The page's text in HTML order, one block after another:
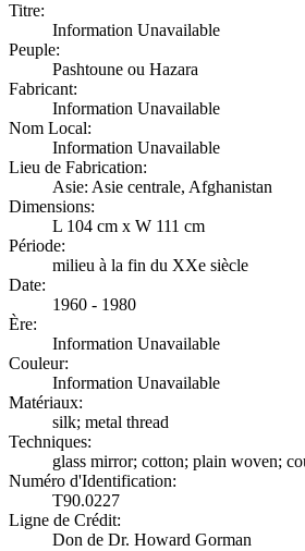
Titre:
Information Unavailable
Peuple:
Pashtoune ou Hazara
Fabricant:
Information Unavailable
Nom Local:
Information Unavailable
Lieu de Fabrication:
Asie: Asie centrale, Afghanistan
Dimensions:
L 104 cm x W 111 cm
Période:
milieu à la fin du XXe siècle
Date:
1960 - 1980
Ère:
Information Unavailable
Couleur:
Information Unavailable
Matériaux:
silk; metal thread
Techniques:
glass mirror; cotton; plain woven;
Numéro d'Identification:
T90.0227
Ligne de Crédit:
Don de Dr. Howard Gorman